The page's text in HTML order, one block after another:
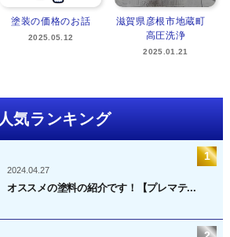
塗装の価格のお話
2025.05.12
滋賀県彦根市地蔵町
高圧洗浄
2025.01.21
人気ランキング
2024.04.27
オススメの塗料の紹介です！【プレマテ...